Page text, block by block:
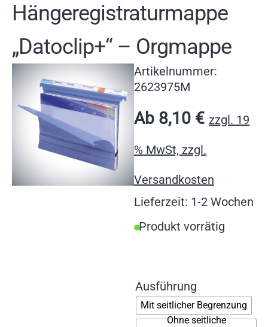
Hängeregistraturmappe
„Datoclip+“ – Orgmappe
Artikelnummer:
2623975M
Ab 8,10 € zzgl. 19
% MwSt, zzgl.
Versandkosten
Lieferzeit: 1-2 Wochen
Produkt vorrätig
Ausführung
Mit seitlicher Begrenzung
Ohne seitliche